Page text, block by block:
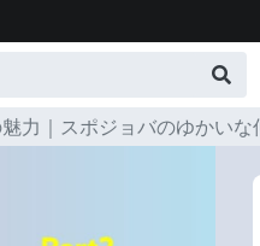
力｜スポジョバのゆかい